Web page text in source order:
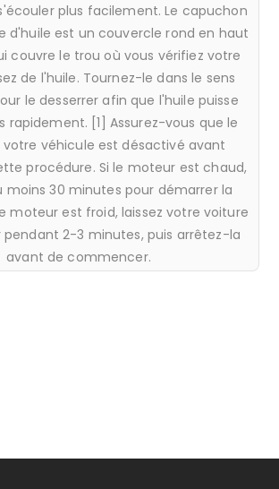
plus facilement. Le capuchon
d'huile est un couvercle rond en haut
couvre le trou où vous vérifiez votre
de l'huile. Tournez-le dans le sens
le desserrer afin que l'huile puisse
rapidement. [1] Assurez-vous que le
véhicule est désactivé avant
procédure. Si le moteur est chaud,
moins 30 minutes pour démarrer la
moteur est froid, laissez votre voiture
2-3 minutes, puis arrêtez-la
avant de commencer.